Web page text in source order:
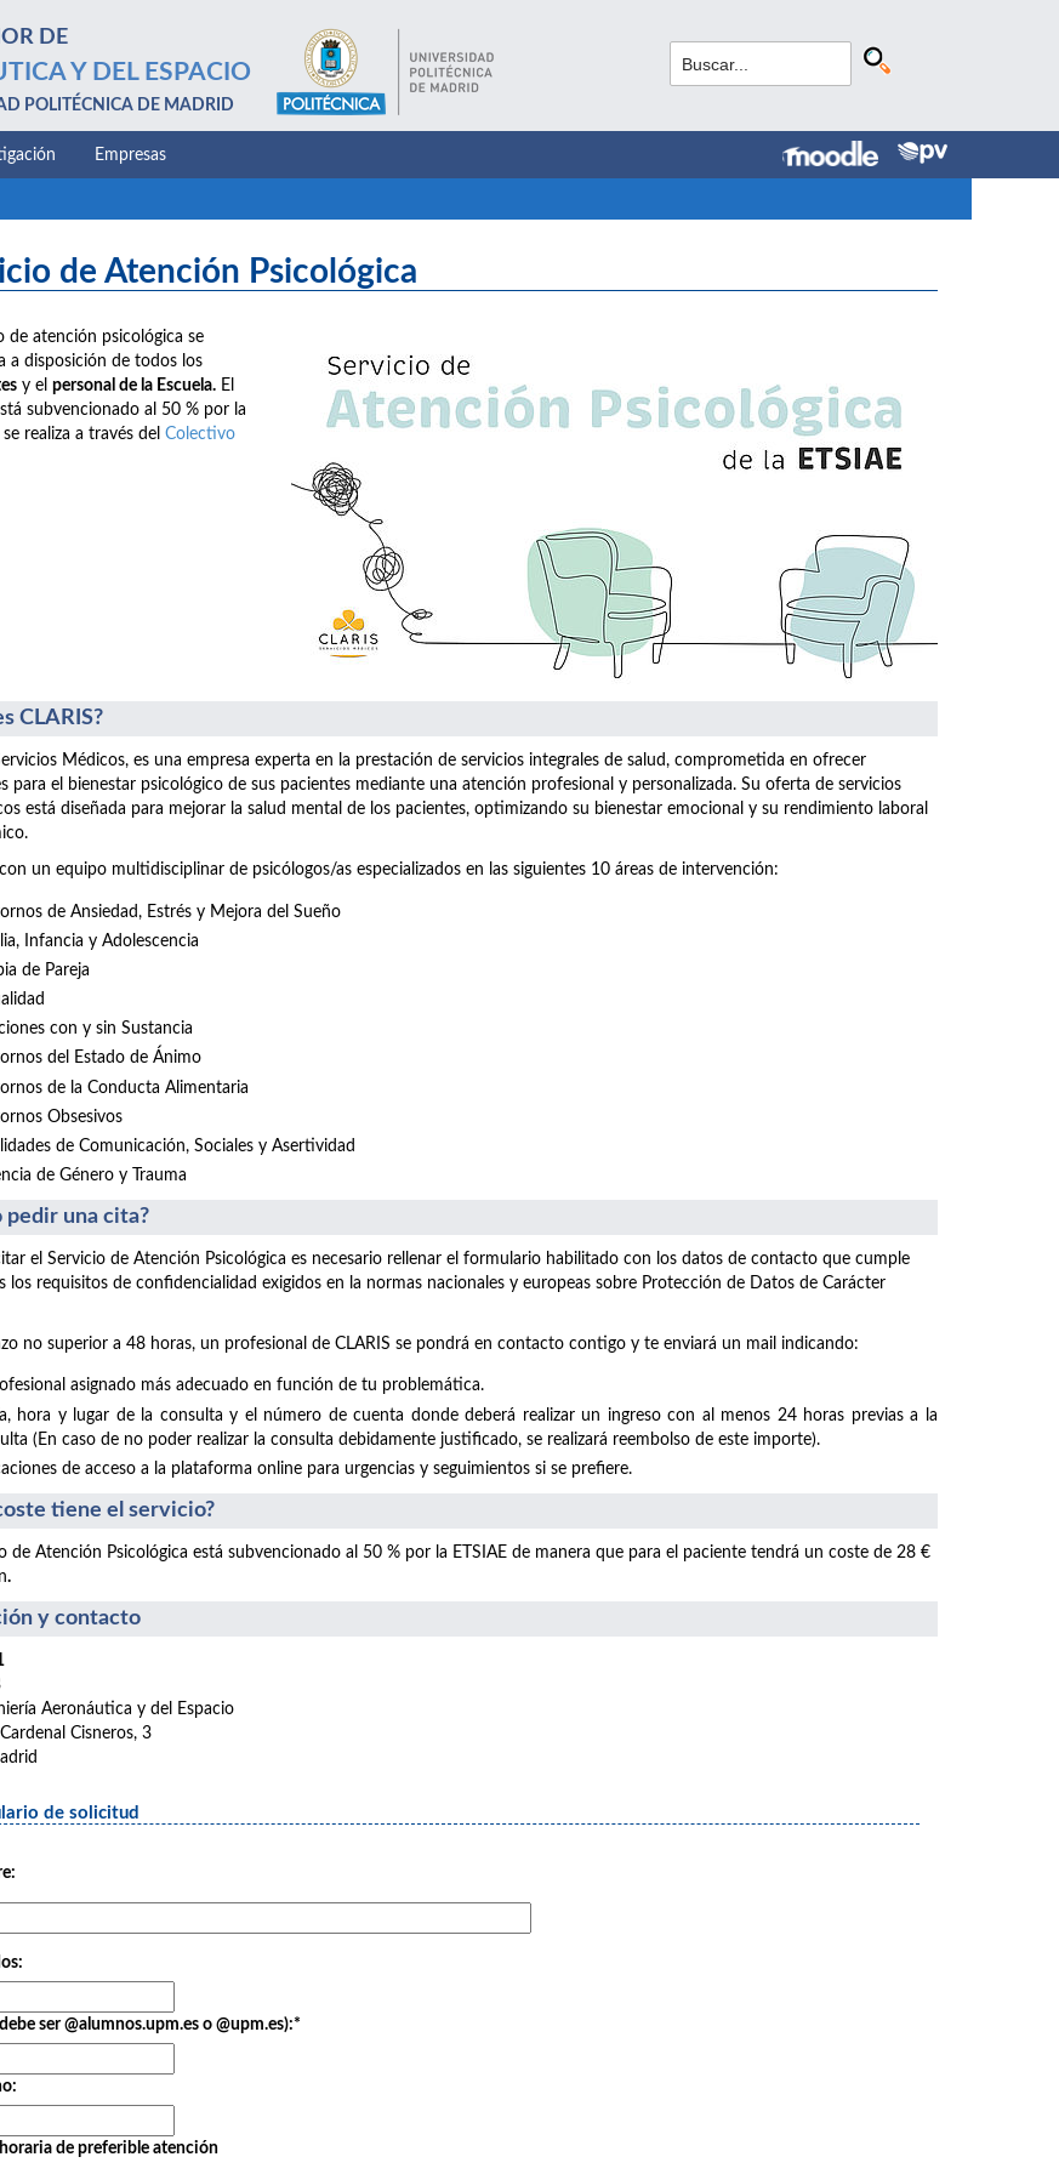
DE
Y DEL ESPACIO
POLITÉCNICA DE MADRID
Empresas
de Atención Psicológica
de atención psicológica se
a disposición de todos los
y el personal de la Escuela. El
subvencionado al 50 % por la
se realiza a través del Colectivo
CLARIS?
Médicos, es una empresa experta en la prestación de servicios integrales de salud, comprometida en ofrecer
para el bienestar psicológico de sus pacientes mediante una atención profesional y personalizada. Su oferta de servicios
está diseñada para mejorar la salud mental de los pacientes, optimizando su bienestar emocional y su rendimiento laboral
un equipo multidisciplinar de psicólogos/as especializados en las siguientes 10 áreas de intervención:
de Ansiedad, Estrés y Mejora del Sueño
Infancia y Adolescencia
de Pareja
con y sin Sustancia
del Estado de Ánimo
de la Conducta Alimentaria
Obsesivos
de Comunicación, Sociales y Asertividad
de Género y Trauma
pedir una cita?
el Servicio de Atención Psicológica es necesario rellenar el formulario habilitado con los datos de contacto que cumple
los requisitos de confidencialidad exigidos en la normas nacionales y europeas sobre Protección de Datos de Carácter
no superior a 48 horas, un profesional de CLARIS se pondrá en contacto contigo y te enviará un mail indicando:
asignado más adecuado en función de tu problemática.
hora y lugar de la consulta y el número de cuenta donde deberá realizar un ingreso con al menos 24 horas previas a la
(En caso de no poder realizar la consulta debidamente justificado, se realizará reembolso de este importe).
de acceso a la plataforma online para urgencias y seguimientos si se prefiere.
tiene el servicio?
de Atención Psicológica está subvencionado al 50 % por la ETSIAE de manera que para el paciente tendrá un coste de 28 €
.
y contacto
Aeronáutica y del Espacio
Cisneros, 3
de solicitud
ser @alumnos.upm.es o @upm.es):*
horaria de preferible atención